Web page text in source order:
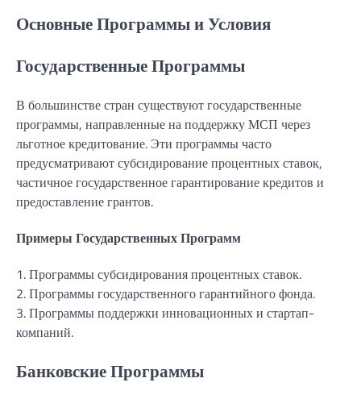
Основные Программы и Условия
Государственные Программы
В большинстве стран существуют государственные
программы, направленные на поддержку МСП через
льготное кредитование. Эти программы часто
предусматривают субсидирование процентных ставок,
частичное государственное гарантирование кредитов и
предоставление грантов.
Примеры Государственных Программ
1. Программы субсидирования процентных ставок.
2. Программы государственного гарантийного фонда.
3. Программы поддержки инновационных и стартап-
компаний.
Банковские Программы